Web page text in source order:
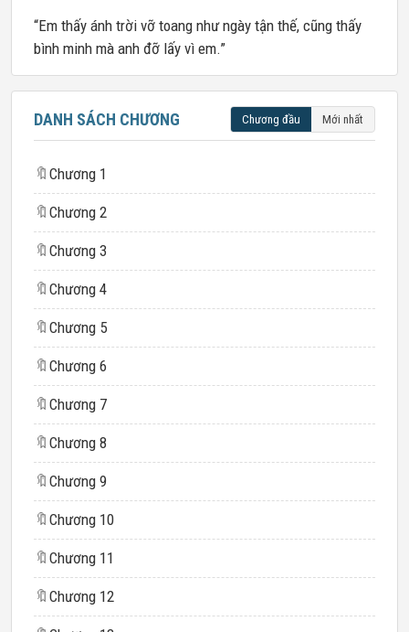
“Em thấy ánh trời vỡ toang như ngày tận thế, cũng thấy
bình minh mà anh đỡ lấy vì em.”
DANH SÁCH CHƯƠNG Chương đầu Mới nhất
🔖 Chương 1
🔖 Chương 2
🔖 Chương 3
🔖 Chương 4
🔖 Chương 5
🔖 Chương 6
🔖 Chương 7
🔖 Chương 8
🔖 Chương 9
🔖 Chương 10
🔖 Chương 11
🔖 Chương 12